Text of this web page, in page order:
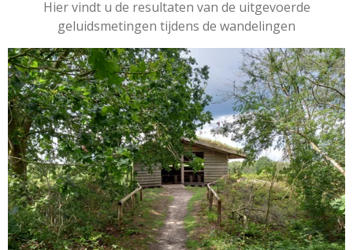
Hier vindt u de resultaten van de uitgevoerde
geluidsmetingen tijdens de wandelingen